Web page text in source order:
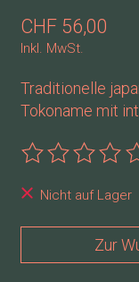
CHF 56,00
Inkl. MwSt.
Traditionelle
Tokoname mit
Die Bewertung
Nicht auf Lager
Zur